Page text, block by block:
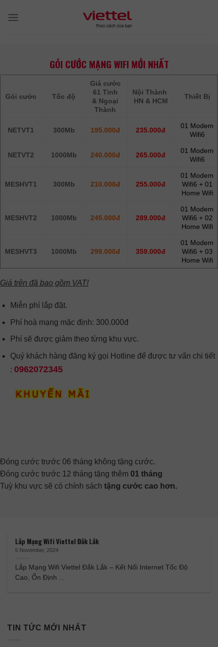
GÓI CƯỚC MẠNG WIFI MỚI NHẤT
Gói cước Tốc độ
Giá cước
61 Tỉnh
& Ngoại
Thành
Nội Thành
HN & HCM
Thiết Bị
NETVT1 300Mb 195.000đ 235.000đ
01 Modem
Wifi6
NETVT2 1000Mb 240.000đ 265.000đ
01 Modem
Wifi6
MESHVT1 300Mb 210.000đ 255.000đ
01 Modem
Wifi6 + 01
Home Wifi
MESHVT2 1000Mb 245.000đ 289.000đ
01 Modem
Wifi6 + 02
Home Wifi
MESHVT3 1000Mb 299.000đ 359.000đ
01 Modem
Wifi6 + 03
Home Wifi
Giá trên đã bao gồm VAT!
Miễn phí lắp đặt.
Phí hoà mạng mặc định: 300.000đ
Phí sẽ được giảm theo từng khu vực.
Quý khách hàng đăng ký gọi Hotline để được tư vấn chi tiết
: 0962072345
Đóng cước trước 06 tháng không tặng cước.
Đóng cước trước 12 tháng tặng thêm 01 tháng
Tuỳ khu vực sẽ có chính sách tặng cước cao hơn.
Lắp Mạng Wifi Viettel Đắk Lắk
5 November, 2024
Lắp Mạng Wifi Viettel Đắk Lắk – Kết Nối Internet Tốc Độ
Cao, Ổn Định ...
TIN TỨC MỚI NHẤT